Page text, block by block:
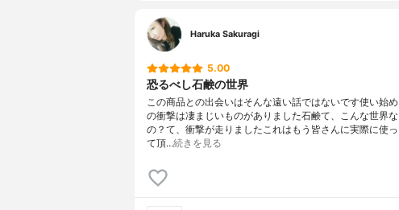
Haruka Sakuragi
5.00
恐るべし石鹸の世界
この商品との出会いはそんな遠い話ではないです使い始め
の衝撃は凄まじいものがありました石鹸て、こんな世界な
の？て、衝撃が走りましたこれはもう皆さんに実際に使っ
て頂…続きを見る